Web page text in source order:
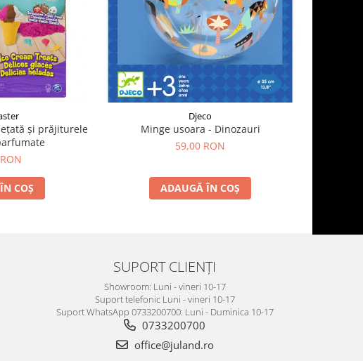
și prăjiturele
COȘ
Djeco
Minge usoara - Dinozauri
59,00 RON
ADAUGĂ ÎN COȘ
SUPORT CLIENȚI
Showroom: Luni - vineri 10-17
Suport telefonic Luni - vineri 10-17
Suport WhatsApp 0733200700: Luni - Duminica 10-17
0733200700
office@juland.ro